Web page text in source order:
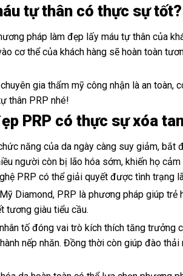
tự thân có thực sự tốt?
pháp làm đẹp lấy máu tự thân của
cơ thể của khách hàng sẽ hoàn toàn
gia thẩm mỹ công nhận là an toàn,
thân PRP nhé!
PRP có thực sự xóa
năng của da ngày càng suy giảm, bắt
người còn bị lão hóa sớm, khiến họ
PRP có thể giải quyết được tình trạng
Diamond, PRP là phương pháp giúp trẻ
tương giàu tiểu cầu.
tố đóng vai trò kích thích tăng trưởng
nếp nhăn. Đồng thời còn giúp đào